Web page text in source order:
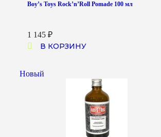
Boy’s Toys Rock’n’Roll Pomade 100 мл
1 145 ₽
В КОРЗИНУ
Новый